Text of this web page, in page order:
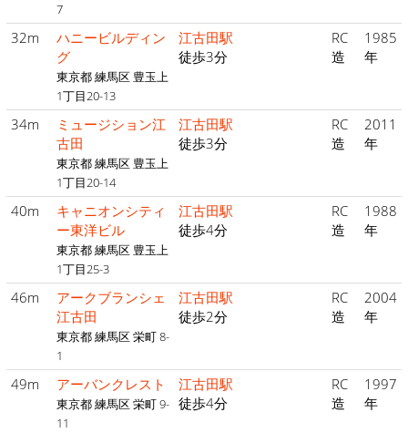
7
32m
ハニービルディン
グ
東京都 練馬区 豊玉上
1丁目20-13
江古田駅
徒歩3分
RC
造
1985
年
34m
ミュージション江
古田
東京都 練馬区 豊玉上
1丁目20-14
江古田駅
徒歩3分
RC
造
2011
年
40m
キャニオンシティ
ー東洋ビル
東京都 練馬区 豊玉上
1丁目25-3
江古田駅
徒歩4分
RC
造
1988
年
46m
アークブランシェ
江古田
東京都 練馬区 栄町 8-
1
江古田駅
徒歩2分
RC
造
2004
年
49m アーバンクレスト
東京都 練馬区 栄町 9-
11
江古田駅
徒歩4分
RC
造
1997
年